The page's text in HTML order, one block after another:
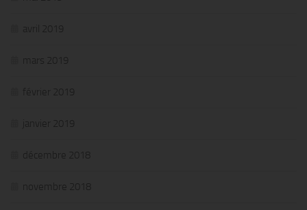
avril 2019
mars 2019
février 2019
janvier 2019
décembre 2018
novembre 2018